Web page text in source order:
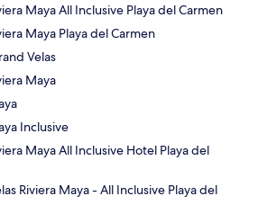
Maya All Inclusive Playa del Carmen
Maya Playa del Carmen
Velas
Maya
Inclusive
Maya All Inclusive Hotel Playa del
Riviera Maya - All Inclusive Playa del